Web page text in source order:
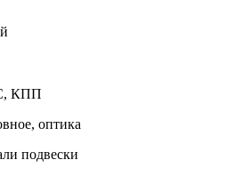
КПП
оптика
подвески